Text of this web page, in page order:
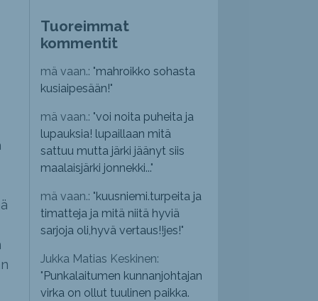
Tuoreimmat
kommentit
mä vaan.: "mahroikko sohasta
kusiaipesään!"
mä vaan.: "voi noita puheita ja
lupauksia! lupaillaan mitä
sattuu mutta järki jäänyt siis
maalaisjärki jonnekki..."
mä vaan.: "kuusniemi.turpeita ja
timatteja ja mitä niitä hyviä
sarjoja oli,hyvä vertaus!!jes!"
Jukka Matias Keskinen:
" Punkalaitumen kunnanjohtajan
virka on ollut tuulinen paikka.